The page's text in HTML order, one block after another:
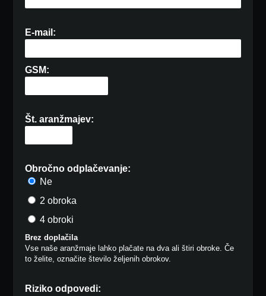
E-mail:
GSM:
Št. aranžmajev:
Obročno odplačevanje:
Ne
2 obroka
4 obroki
Brez doplačila
Vse naše aranžmaje lahko plačate na dva ali štiri obroke. Če
to želite, označite število željenih obrokov.
Riziko odpovedi: